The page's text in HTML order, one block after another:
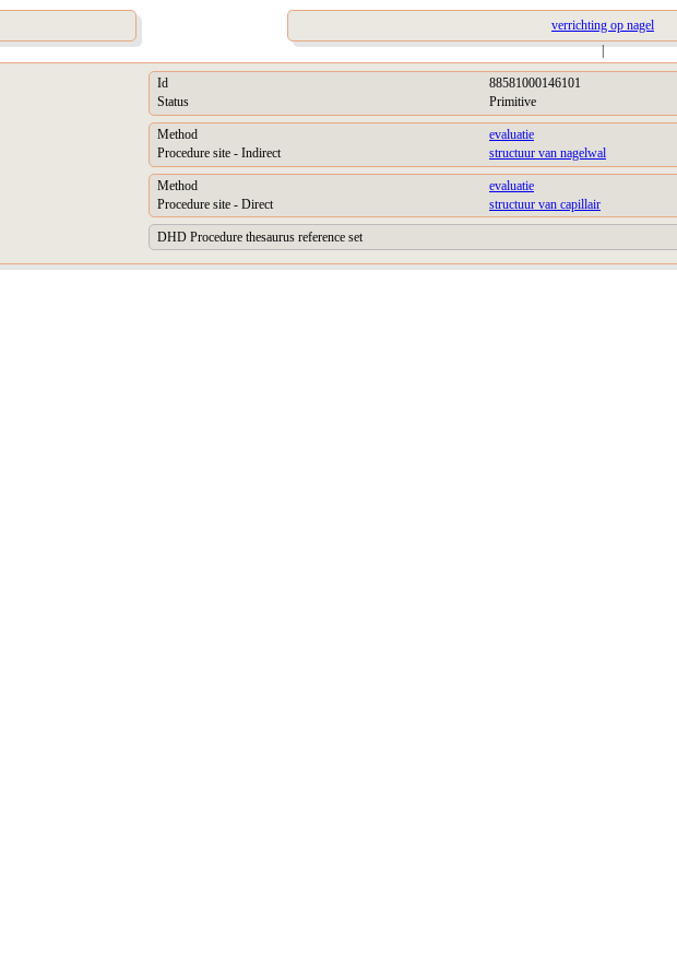
verrichting op nagel
|
Id
88581000146101
Status
Primitive
Method
evaluatie
Procedure site - Indirect
structuur van nagelwal
Method
evaluatie
Procedure site - Direct
structuur van capillair
DHD Procedure thesaurus reference set